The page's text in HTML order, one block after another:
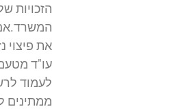
הזכויות של
המשרד.אם
את פיצוי
עו"ד מטעם
לעמוד
ממתינים